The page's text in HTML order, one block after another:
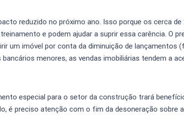
reduzido no próximo ano. Isso porque os cerca de
e podem ajudar a suprir essa carência. O
um imóvel por conta da diminuição de lançamentos
menores, as vendas imobiliárias tendem a
especial para o setor da construção trará
é preciso atenção com o fim da desoneração sobre